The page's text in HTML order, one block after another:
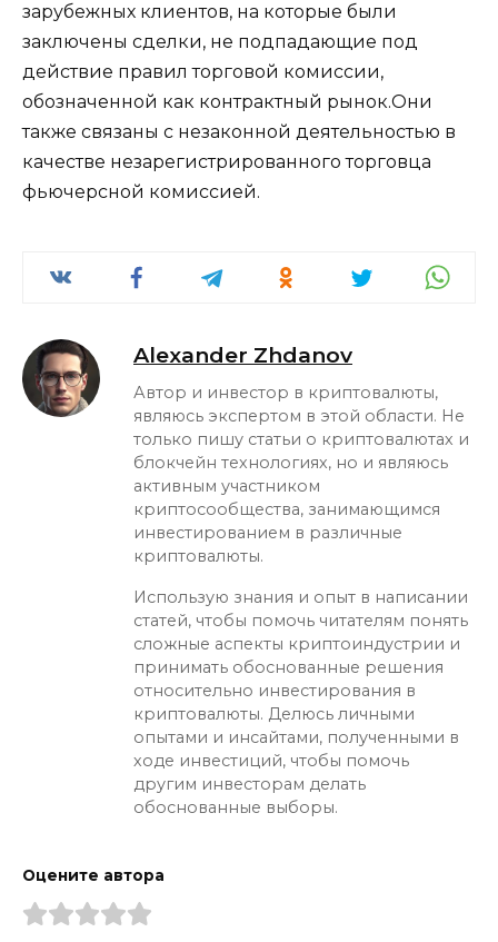
зарубежных клиентов, на которые были
заключены сделки, не подпадающие под
действие правил торговой комиссии,
обозначенной как контрактный рынок.Они
также связаны с незаконной деятельностью в
качестве незарегистрированного торговца
фьючерсной комиссией.
Alexander Zhdanov
Автор и инвестор в криптовалюты,
являюсь экспертом в этой области. Не
только пишу статьи о криптовалютах и
блокчейн технологиях, но и являюсь
активным участником
криптосообщества, занимающимся
инвестированием в различные
криптовалюты.
Использую знания и опыт в написании
статей, чтобы помочь читателям понять
сложные аспекты криптоиндустрии и
принимать обоснованные решения
относительно инвестирования в
криптовалюты. Делюсь личными
опытами и инсайтами, полученными в
ходе инвестиций, чтобы помочь
другим инвесторам делать
обоснованные выборы.
Оцените автора